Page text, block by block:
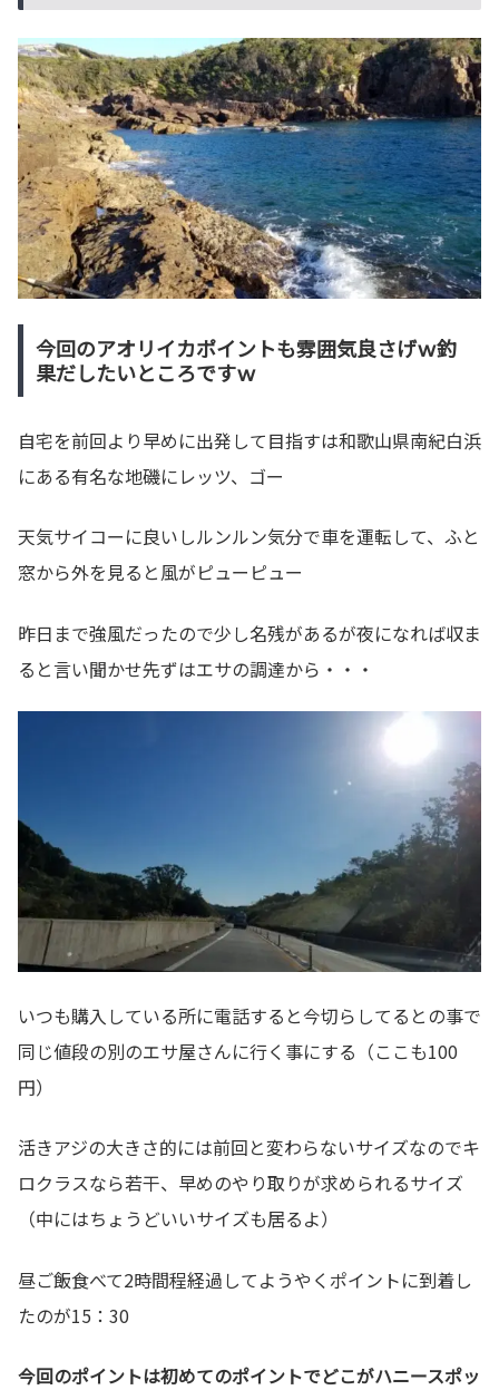
今回のアオリイカポイントも雰囲気良さげｗ釣
果だしたいところですｗ
自宅を前回より早めに出発して目指すは和歌山県南紀白浜
にある有名な地磯にレッツ、ゴー
天気サイコーに良いしルンルン気分で車を運転して、ふと
窓から外を見ると風がピューピュー
昨日まで強風だったので少し名残があるが夜になれば収ま
ると言い聞かせ先ずはエサの調達から・・・
いつも購入している所に電話すると今切らしてるとの事で
同じ値段の別のエサ屋さんに行く事にする（ここも100
円）
活きアジの大きさ的には前回と変わらないサイズなのでキ
ロクラスなら若干、早めのやり取りが求められるサイズ
（中にはちょうどいいサイズも居るよ）
昼ご飯食べて2時間程経過してようやくポイントに到着し
たのが15：30
今回のポイントは初めてのポイントでどこがハニースポッ